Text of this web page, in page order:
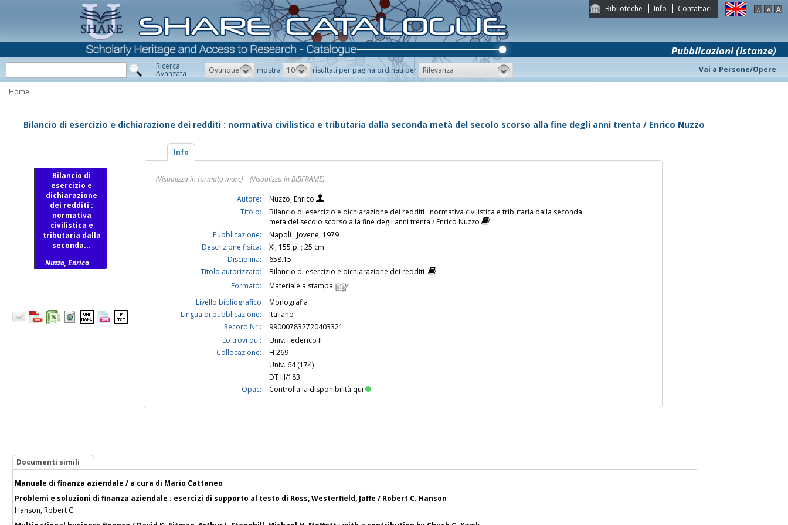
Biblioteche Info Contattaci
Pubblicazioni (Istanze)
Ricerca
Avanzata Ovunque mostra 10 risultati per pagina ordinati per Rilevanza Vai a Persone/Opere
Home
Bilancio di esercizio e dichiarazione dei redditi : normativa civilistica e tributaria dalla seconda metà del secolo scorso alla fine degli anni trenta / Enrico Nuzzo
Bilancio di
esercizio e
dichiarazione
dei redditi :
normativa
civilistica e
tributaria dalla
seconda...
Nuzzo, Enrico
Info
(Visualizza in formato marc)
(Visualizza in BIBFRAME)
Autore:
Nuzzo, Enrico
Titolo:
Bilancio di esercizio e dichiarazione dei redditi : normativa civilistica e tributaria dalla seconda
metà del secolo scorso alla fine degli anni trenta / Enrico Nuzzo
Pubblicazione:
Napoli : Jovene, 1979
Descrizione fisica:
XI, 155 p. ; 25 cm
Disciplina:
658.15
Titolo autorizzato:
Bilancio di esercizio e dichiarazione dei redditi
Formato:
Materiale a stampa
Livello bibliografico
Monografia
Lingua di pubblicazione:
Italiano
Record Nr.:
990007832720403321
Lo trovi qui:
Univ. Federico II
Collocazione:
H 269
Univ. 64 (174)
DT III/183
Opac:
Controlla la disponibilità qui
Documenti simili
Manuale di finanza aziendale / a cura di Mario Cattaneo
Problemi e soluzioni di finanza aziendale : esercizi di supporto al testo di Ross, Westerfield, Jaffe / Robert C. Hanson
Hanson, Robert C.